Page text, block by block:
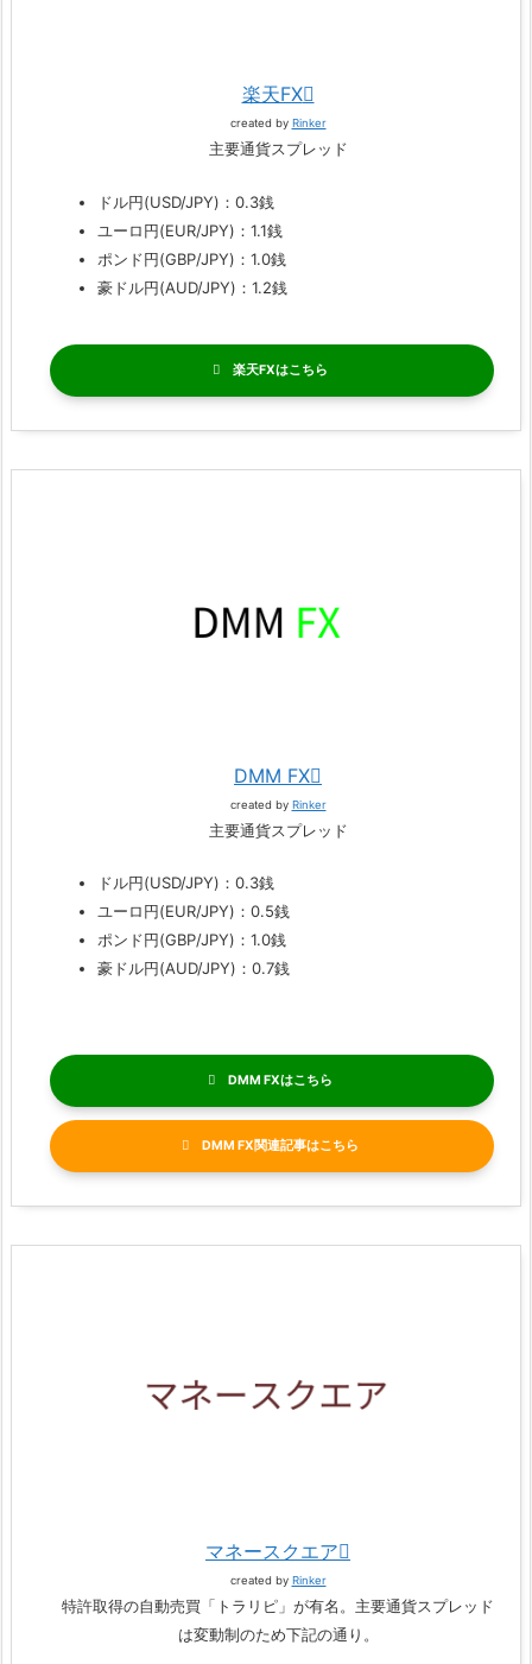
楽天FX
created by Rinker
主要通貨スプレッド
ドル円(USD/JPY)：0.3銭
ユーロ円(EUR/JPY)：1.1銭
ポンド円(GBP/JPY)：1.0銭
豪ドル円(AUD/JPY)：1.2銭
楽天FX
DMM FX
created by Rinker
主要通貨スプレッド
ドル円(USD/JPY)：0.3銭
ユーロ円(EUR/JPY)：0.5銭
ポンド円(GBP/JPY)：1.0銭
豪ドル円(AUD/JPY)：0.7銭
DMM FX
DMM FX関連記事
マネースクエア
created by Rinker
特許取得の自動売買「トラリピ」が有名。主要通貨スプレッド
は変動制のため下記の通り。